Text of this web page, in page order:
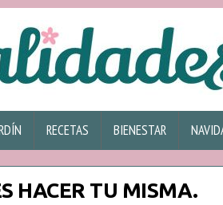
RECETAS BIENESTAR
HACER TU MISMA.